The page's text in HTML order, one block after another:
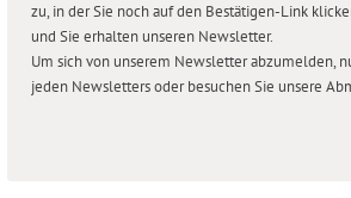
zu, in der Sie noch auf den Bestätigen-Link
und Sie erhalten unseren Newsletter.
Um sich von unserem Newsletter abzumelden,
jeden Newsletters oder besuchen Sie unsere